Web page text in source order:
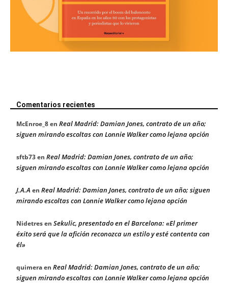
Comentarios recientes
McEnroe_8en Real Madrid: Damian Jones, contrato de un año;
siguen mirando escoltas con Lonnie Walker como lejana opción
sftb73en Real Madrid: Damian Jones, contrato de un año;
siguen mirando escoltas con Lonnie Walker como lejana opción
J.A.A en Real Madrid: Damian Jones, contrato de un año; siguen
mirando escoltas con Lonnie Walker como lejana opción
Nidetresen Sekulic, presentado en el Barcelona: «El primer
éxito será que la afición reconozca un estilo y esté contenta con
él»
quimeraen Real Madrid: Damian Jones, contrato de un año;
siguen mirando escoltas con Lonnie Walker como lejana opción